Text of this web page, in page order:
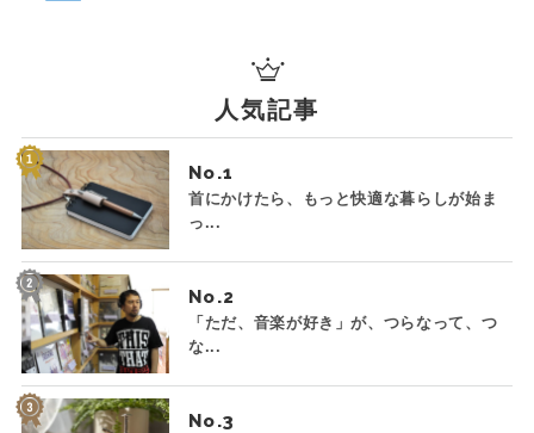
人気記事
No.
首にかけたら、もっと快適な暮らしが始ま
っ...
No.
「ただ、音楽が好き」が、つらなって、つ
な...
No.